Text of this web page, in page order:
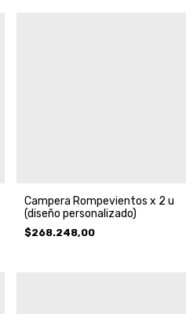
Campera Rompevientos x 2 u
(diseño personalizado)
$268.248,00